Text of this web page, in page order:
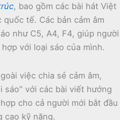
, bao gồm các bài hát Việt
quốc tế. Các bản cảm âm
như C5, A4, F4, giúp người
với loại sáo của mình.
việc chia sẻ cảm âm,
sáo" với các bài viết hướng
cho cả người mới bắt đầu
cao kỹ năng.